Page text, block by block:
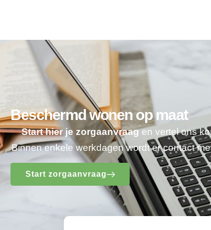
Beschermd wonen op maat
Start hier je zorgaanvraagen vertel ons
Binnen enkele werkdagen wordt er contact
Start zorgaanvraag